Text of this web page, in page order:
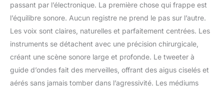
passant par l’électronique. La première chose qui frappe est
l’équilibre sonore. Aucun registre ne prend le pas sur l’autre.
Les voix sont claires, naturelles et parfaitement centrées. Les
instruments se détachent avec une précision chirurgicale,
créant une scène sonore large et profonde. Le tweeter à
guide d’ondes fait des merveilles, offrant des aigus ciselés et
aérés sans jamais tomber dans l’agressivité. Les médiums